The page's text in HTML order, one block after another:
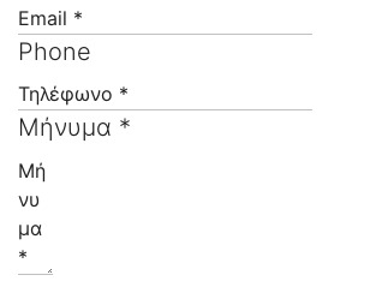
Phone
Μήνυμα *